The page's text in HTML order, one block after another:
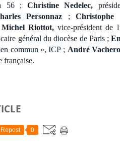
56 ; Christine Nedelec,
Personnaz ; Christophe
Michel Riottot, vice-président de
général du diocèse de Paris ;
commun », ICP ; André
française.
Repost 0